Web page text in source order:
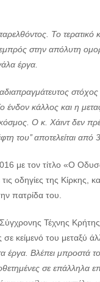
Το
στην απόλυτη
έργα.
ένδον κάλλος και η
Ο κ. Χάιντ δεν
του’’ αποτελείται
με τον τίτλο «Ο
οδηγίες της Κίρκης,
πατρίδα του.
Τέχνης
κείμενό του μεταξύ
έργα. Βλέπει
σε επάλληλα